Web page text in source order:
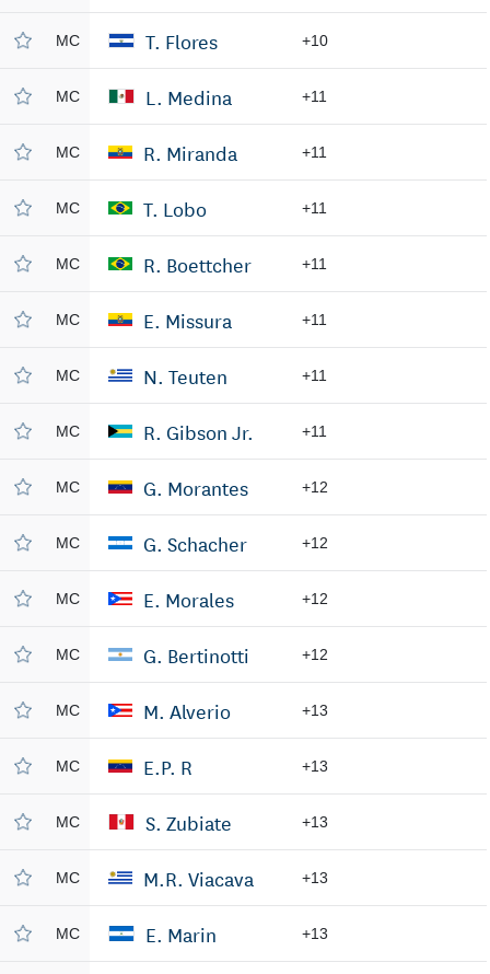
MC T. Flores +10
MC L. Medina +11
MC R. Miranda +11
MC T. Lobo +11
MC R. Boettcher +11
MC E. Missura +11
MC N. Teuten +11
MC R. Gibson Jr. +11
MC G. Morantes +12
MC G. Schacher +12
MC E. Morales +12
MC G. Bertinotti +12
MC M. Alverio +13
MC E.P. R +13
MC S. Zubiate +13
MC M.R. Viacava +13
MC E. Marin +13